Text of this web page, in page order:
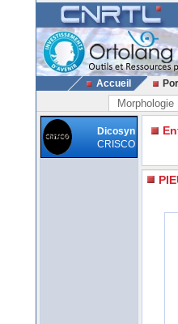
Accueil
Morphologie
Dicosyn
CRISCO